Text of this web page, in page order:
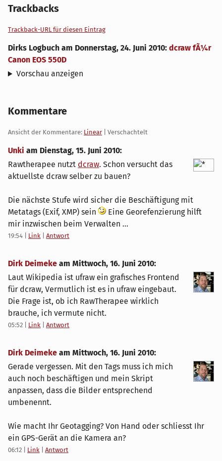
Trackbacks
Trackback-URL für diesen Eintrag
Dirks Logbuch am Donnerstag, 24. Juni 2010: dcraw fÃ¼r
Canon EOS 550D
Vorschau anzeigen
Kommentare
Ansicht der Kommentare: Linear | Verschachtelt
Unki am Dienstag, 15. Juni 2010:
Rawtherapee nutzt dcraw. Schon versucht das
aktuellste dcraw selber zu bauen?
Die nächste Stufe wird sicher die Beschäftigung mit
Metatags (Exif, XMP) sein
Eine Georefenzierung hilft
mir inzwischen beim Verwalten ...
19:54 Link Antwort
Dirk Deimeke am Mittwoch, 16. Juni 2010:
Laut Wikipedia ist ufraw ein grafisches Frontend
für dcraw, Vermutlich ist es in ufraw eingebaut.
Die Frage ist, ob ich RawTherapee wirklich
brauche, ich vermute nicht.
05:52 Link Antwort
Dirk Deimeke am Mittwoch, 16. Juni 2010:
Gerade vergessen. Mit den Tags muss ich mich
auch noch beschäftigen und mein Skript
anpassen, dass die Bilder entsprechend
umbenennt.
Wie macht Ihr Geotagging? Von Hand oder schliesst Ihr
ein GPS-Gerät an die Kamera an?
06:12 Link Antwort